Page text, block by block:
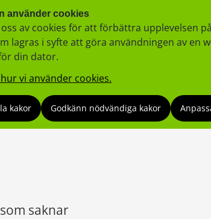
använder cookies
av cookies för att förbättra upplevelsen
lagras i syfte att göra användningen av en
din dator.
vi använder cookies.
kakor Godkänn nödvändiga kakor
saknar